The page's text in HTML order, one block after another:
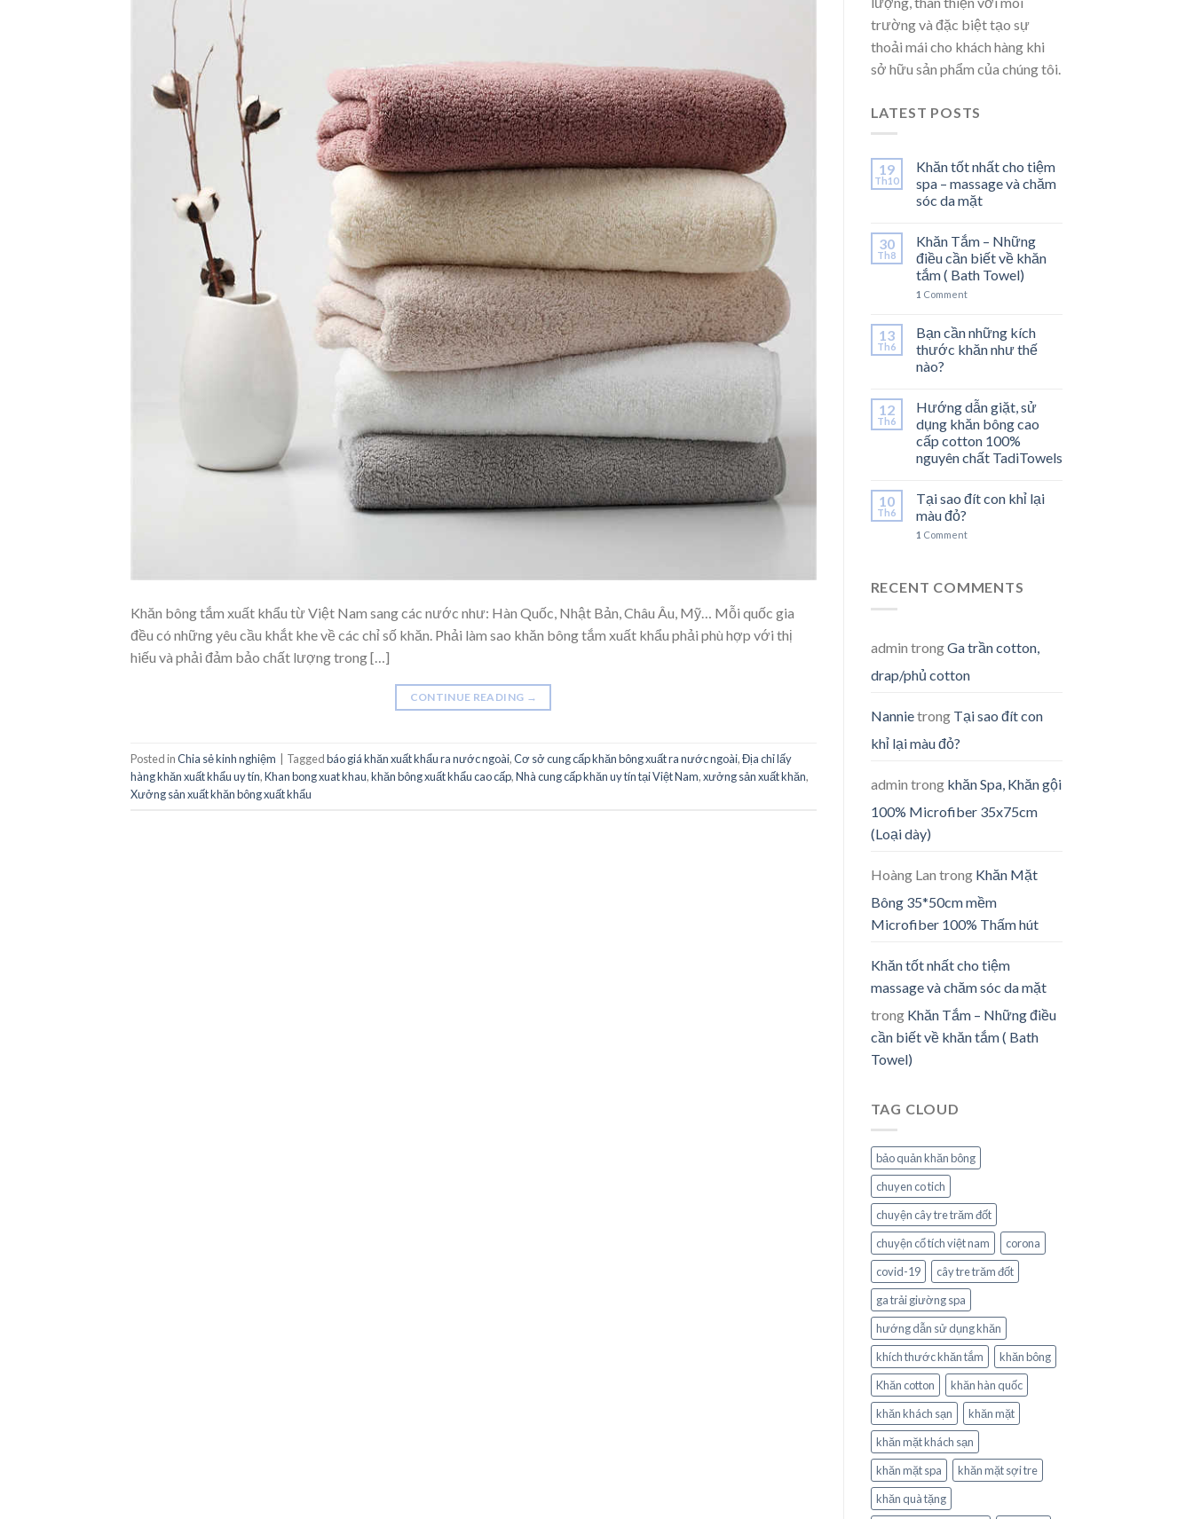
Khăn bông tắm xuất khẩu từ Việt Nam sang các nước như: Hàn Quốc, Nhật Bản, Châu Âu, Mỹ… Mỗi quốc gia
đều có những yêu cầu khắt khe về các chỉ số khăn. Phải làm sao khăn bông tắm xuất khẩu phải phù hợp với thị
hiếu và phải đảm bảo chất lượng trong […]
CONTINUE READING →
Posted inChia sẻ kinh nghiệm Taggedbáo giá khăn xuất khẩu ra nước ngoài,Cơ sở cung cấp khăn bông xuất ra nước ngoài,Địa chỉ lấy
hàng khăn xuất khẩu uy tín,Khan bong xuat khau,khăn bông xuất khẩu cao cấp,Nhà cung cấp khăn uy tín tại Việt Nam,xưởng sản xuất khăn,
Xưởng sản xuất khăn bông xuất khẩu
trường và đặc biệt tạo sự
thoải mái cho khách hàng khi
sở hữu sản phẩm của chúng tôi.
LATEST POSTS
19
Th10
Khăn tốt nhất cho tiệm
spa – massage và chăm
sóc da mặt
30
Th8
Khăn Tắm – Những
điều cần biết về khăn
tắm ( Bath Towel)
1 Comment
13
Th6
Bạn cần những kích
thước khăn như thế
nào?
12
Th6
Hướng dẫn giặt, sử
dụng khăn bông cao
cấp cotton 100%
nguyên chất TadiTowels
10
Th6
Tại sao đít con khỉ lại
màu đỏ?
1 Comment
RECENT COMMENTS
admin trongGa trần cotton,
drap/phủ cotton
Nannietrong Tại sao đít con
khỉ lại màu đỏ?
admin trong khăn Spa, Khăn gội
100% Microfiber 35x75cm
(Loại dày)
Hoàng Lan trong Khăn Mặt
Bông 35*50cm mềm
Microfiber 100% Thấm hút
Khăn tốt nhất cho tiệm
massage và chăm sóc da mặt
trong Khăn Tắm – Những điều
cần biết về khăn tắm ( Bath
Towel)
TAG CLOUD
bảo quản khăn bông
chuyen co tich
chuyện cây tre trăm đốt
chuyện cổ tích việt nam
corona
covid-19
cây tre trăm đốt
ga trải giường spa
hướng dẫn sử dụng khăn
khích thước khăn tắm
khăn bông
Khăn cotton
khăn hàn quốc
khăn khách sạn
khăn mặt
khăn mặt khách sạn
khăn mặt spa
khăn mặt sợi tre
khăn quà tặng